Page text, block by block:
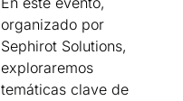
organizado por
Sephirot Solutions,
exploraremos
temáticas clave de